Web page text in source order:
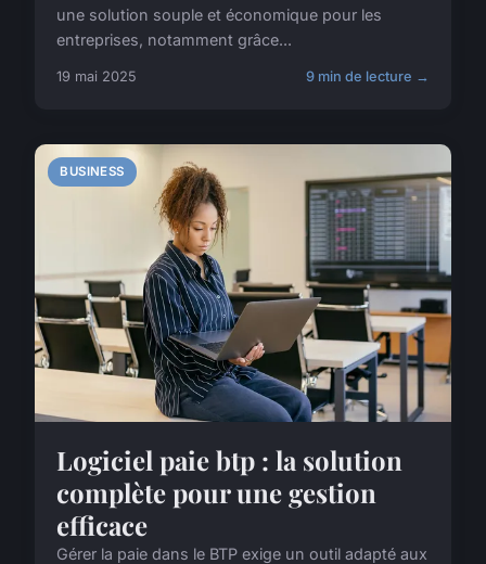
une solution souple et économique pour les
entreprises, notamment grâce...
19 mai 2025 9 min de lecture →
BUSINESS
Logiciel paie btp : la solution
complète pour une gestion
efficace
Gérer la paie dans le BTP exige un outil adapté aux